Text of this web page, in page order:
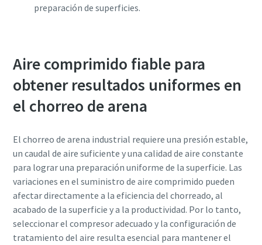
preparación de superficies.
Aire comprimido fiable para
obtener resultados uniformes en
el chorreo de arena
El chorreo de arena industrial requiere una presión estable,
un caudal de aire suficiente y una calidad de aire constante
para lograr una preparación uniforme de la superficie. Las
variaciones en el suministro de aire comprimido pueden
afectar directamente a la eficiencia del chorreado, al
acabado de la superficie y a la productividad. Por lo tanto,
seleccionar el compresor adecuado y la configuración de
tratamiento del aire resulta esencial para mantener el